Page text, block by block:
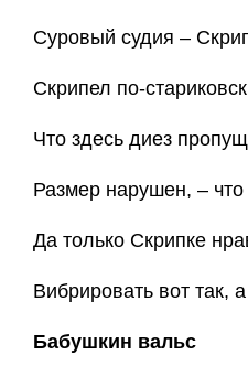
Суровый судия –
Скрипел по-
Что здесь диез
Размер нарушен, – что
Да только Скрипке
Вибрировать вот так,
Бабушкин вальс